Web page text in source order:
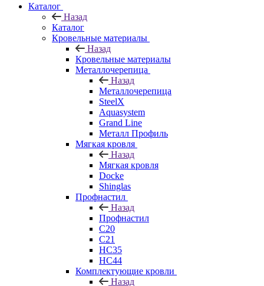
Каталог
Назад
Каталог
Кровельные материалы
Назад
Кровельные материалы
Металлочерепица
Назад
Металлочерепица
SteelX
Aquasystem
Grand Line
Металл Профиль
Мягкая кровля
Назад
Мягкая кровля
Docke
Shinglas
Профнастил
Назад
Профнастил
C20
C21
НС35
НС44
Комплектующие кровли
Назад